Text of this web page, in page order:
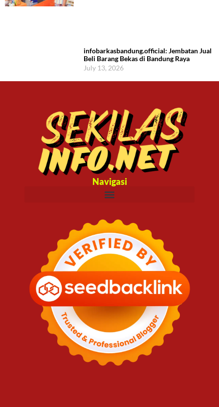
infobarkasbandung.official: Jembatan Jual
Beli Barang Bekas di Bandung Raya
July 13, 2026
Navigasi